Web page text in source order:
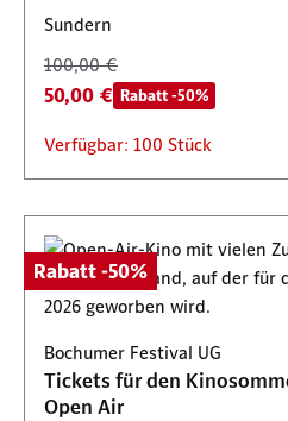
Sundern
100,00 €
50,00 € Rabatt -50%
Verfügbar: 100 Stück
Rabatt -50%
Bochumer Festival UG
Tickets für den
Open Air